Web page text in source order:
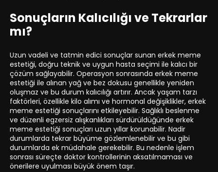
Sonuçların Kalıcılığı ve Tekrarlar
mı?
Uzun vadeli ve tatmin edici sonuçlar sunan erkek meme
estetiği, doğru teknik ve uygun hasta seçimi ile kalıcı bir
çözüm sağlayabilir. Operasyon sonrasında erkek meme
estetiği ile alınan yağ ve bez dokusu genellikle yeniden
oluşmaz ve bu durum kalıcılığı artırır. Ancak yaşam tarzı
faktörleri, özellikle kilo alımı ve hormonal değişiklikler, erkek
meme estetiği sonuçlarını etkileyebilir. Sağlıklı beslenme
ve düzenli egzersiz alışkanlıkları sürdürüldüğünde erkek
meme estetiği sonuçları uzun yıllar korunabilir. Nadir
durumlarda tekrar büyüme gözlemlenebilir ve bu gibi
durumlarda ek müdahale gerekebilir. Bu nedenle işlem
sonrası süreçte doktor kontrollerinin aksatılmaması ve
önerilere uyulması büyük önem taşır.